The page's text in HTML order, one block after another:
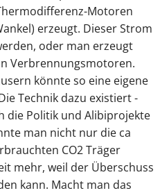
Motoren
erzeugt. Dieser Strom
oder man erzeugt
Verbrennungsmotoren.
könnte so eine eigene
Technik dazu existiert -
die Politik und Alibiprojekte
man nicht nur die ca
CO2 Träger
mehr, weil der Überschuss
kann. Macht man das